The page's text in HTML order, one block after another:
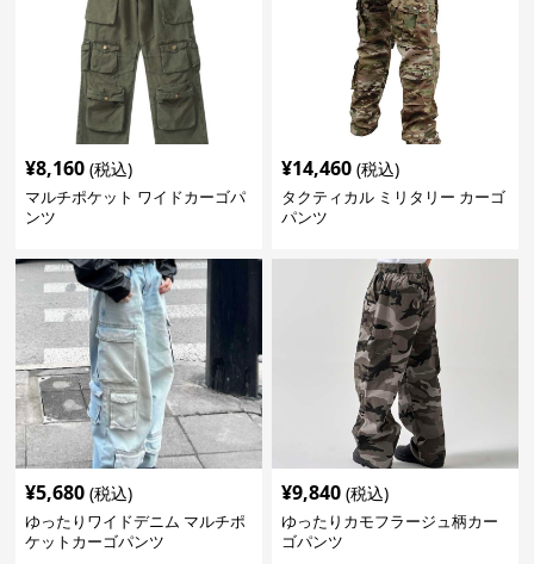
¥8,160 (税込)
マルチポケット ワイドカーゴパ
ンツ
¥14,460 (税込)
タクティカル ミリタリー カーゴ
パンツ
¥5,680 (税込)
ゆったりワイドデニム マルチポ
ケットカーゴパンツ
¥9,840 (税込)
ゆったりカモフラージュ柄カー
ゴパンツ